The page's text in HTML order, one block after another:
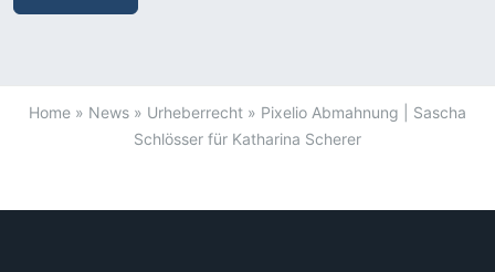
Home » News » Urheberrecht » Pixelio Abmahnung | Sascha
Schlösser für Katharina Scherer